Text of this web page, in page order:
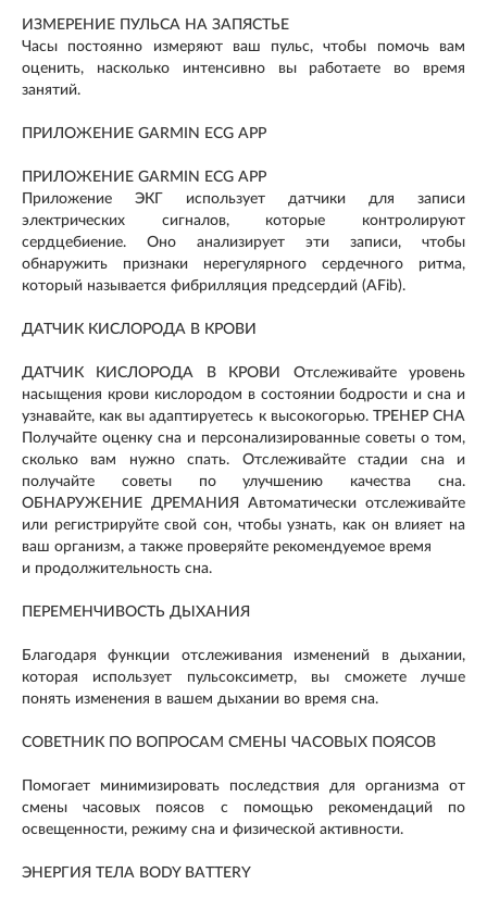
ИЗМЕРЕНИЕ ПУЛЬСА НА ЗАПЯСТЬЕ
Часы постоянно измеряют ваш пульс, чтобы помочь вам
оценить, насколько интенсивно вы работаете во время
занятий.
ПРИЛОЖЕНИЕ GARMIN ECG APP
ПРИЛОЖЕНИЕ GARMIN ECG APP
Приложение ЭКГ использует датчики для записи
электрических сигналов, которые контролируют
сердцебиение. Оно анализирует эти записи, чтобы
обнаружить признаки нерегулярного сердечного ритма,
который называется фибрилляция предсердий (AFib).
ДАТЧИК КИСЛОРОДА В КРОВИ
ДАТЧИК КИСЛОРОДА В КРОВИ Отслеживайте уровень
насыщения крови кислородом в состоянии бодрости и сна и
узнавайте, как вы адаптируетесь к высокогорью. ТРЕНЕР СНА
Получайте оценку сна и персонализированные советы о том,
сколько вам нужно спать. Отслеживайте стадии сна и
получайте советы по улучшению качества сна.
ОБНАРУЖЕНИЕ ДРЕМАНИЯ Автоматически отслеживайте
или регистрируйте свой сон, чтобы узнать, как он влияет на
ваш организм, а также проверяйте рекомендуемое время
и продолжительность сна.
ПЕРЕМЕНЧИВОСТЬ ДЫХАНИЯ
Благодаря функции отслеживания изменений в дыхании,
которая использует пульсоксиметр, вы сможете лучше
понять изменения в вашем дыхании во время сна.
СОВЕТНИК ПО ВОПРОСАМ СМЕНЫ ЧАСОВЫХ ПОЯСОВ
Помогает минимизировать последствия для организма от
смены часовых поясов с помощью рекомендаций по
освещенности, режиму сна и физической активности.
ЭНЕРГИЯ ТЕЛА BODY BATTERY